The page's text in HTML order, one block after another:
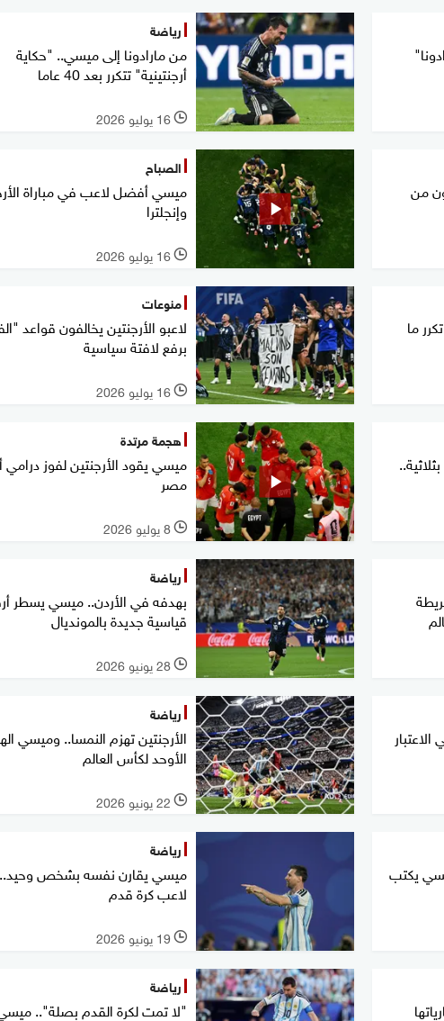
رياضة
من مارادونا إلى ميسي.. "حكاية
أرجنتينية" تتكرر بعد 40 عاما
l 16 يوليو 2026
من
الصباح
ميسي أفضل لاعب في مباراة
وإنجلترا
l 16 يوليو 2026
ما
منوعات
لاعبو الأرجنتين يخالفون قواعد
برفع لافتة سياسية
l 16 يوليو 2026
هجمة مرتدة
ميسي يقود الأرجنتين لفوز درامي
مصر
l 8 يوليو 2026
رياضة
بهدفه في الأردن.. ميسي يسطر
قياسية جديدة بالمونديال
l 28 يونيو 2026
رياضة
الأرجنتين تهزم النمسا.. وميسي
الأوحد لكأس العالم
l 22 يونيو 2026
يكتب
رياضة
ميسي يقارن نفسه بشخص
لاعب كرة قدم
l 19 يونيو 2026
رياضة
"لا تمت لكرة القدم بصلة"..